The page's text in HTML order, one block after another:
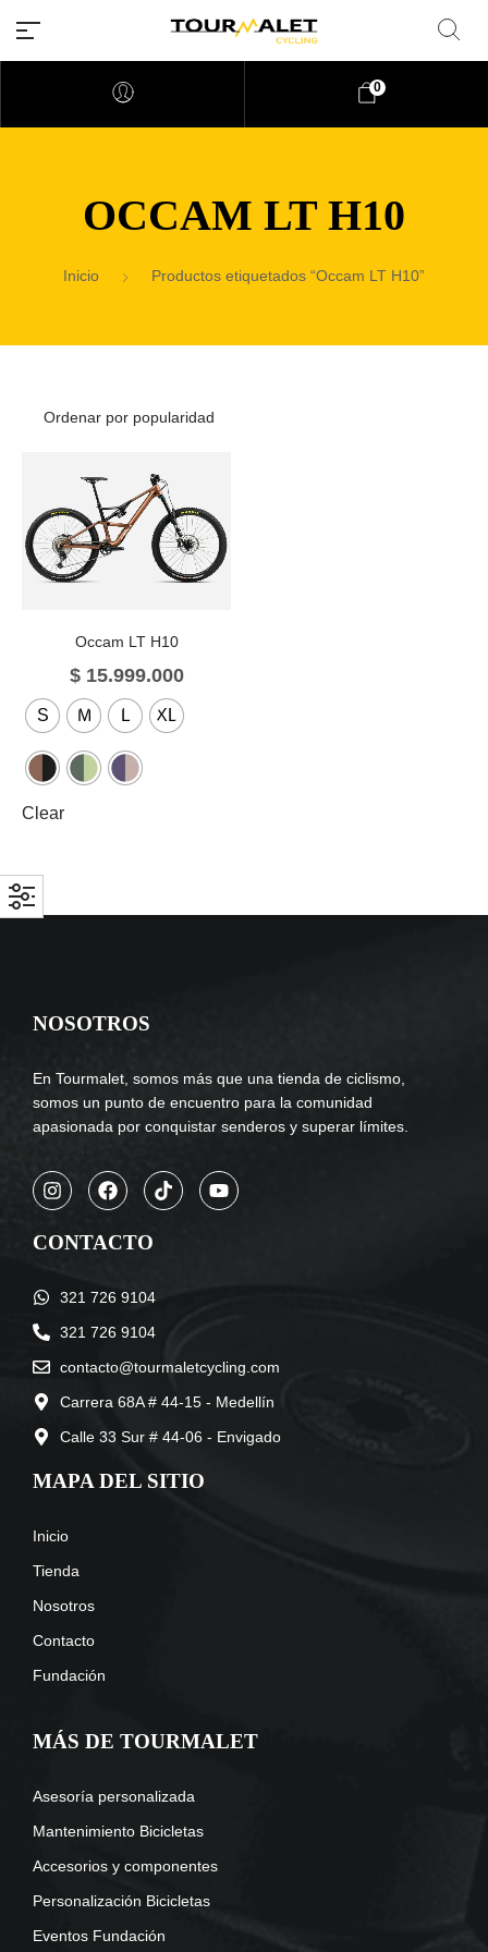
0
OCCAM LT H10
Inicio Productos etiquetados “Occam LT H10”
Occam LT H10
$15.999.000
S M L XL
Clear
NOSOTROS
En Tourmalet, somos más que una tienda de ciclismo,
somos un punto de encuentro para la comunidad
apasionada por conquistar senderos y superar límites.
CONTACTO
321 726 9104
321 726 9104
contacto@tourmaletcycling.com
Carrera 68A # 44-15 - Medellín
Calle 33 Sur # 44-06 - Envigado
MAPA DEL SITIO
Inicio
Tienda
Nosotros
Contacto
Fundación
MÁS DE TOURMALET
Asesoría personalizada
Mantenimiento Bicicletas
Accesorios y componentes
Personalización Bicicletas
Eventos Fundación